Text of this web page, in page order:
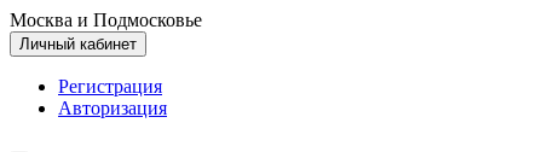
Москва и Подмосковье
Личный кабинет
Регистрация
Авторизация